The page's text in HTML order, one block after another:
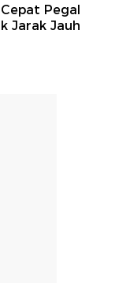
Pegal
Jarak Jauh